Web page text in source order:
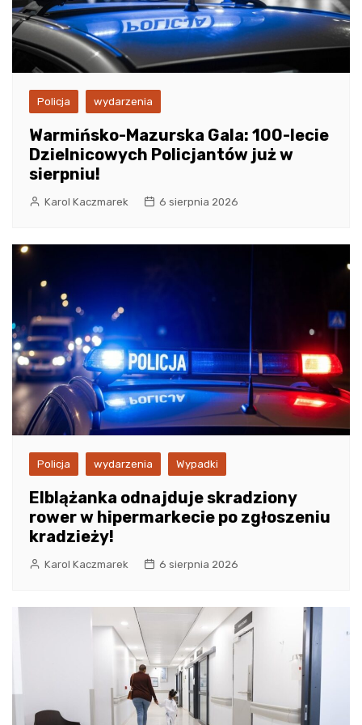
Policja wydarzenia
Warmińsko-Mazurska Gala: 100-lecie
Dzielnicowych Policjantów już w
sierpniu!
Karol Kaczmarek 6 sierpnia 2026
Policja wydarzenia Wypadki
Elblążanka odnajduje skradziony
rower w hipermarkecie po zgłoszeniu
kradzieży!
Karol Kaczmarek 6 sierpnia 2026